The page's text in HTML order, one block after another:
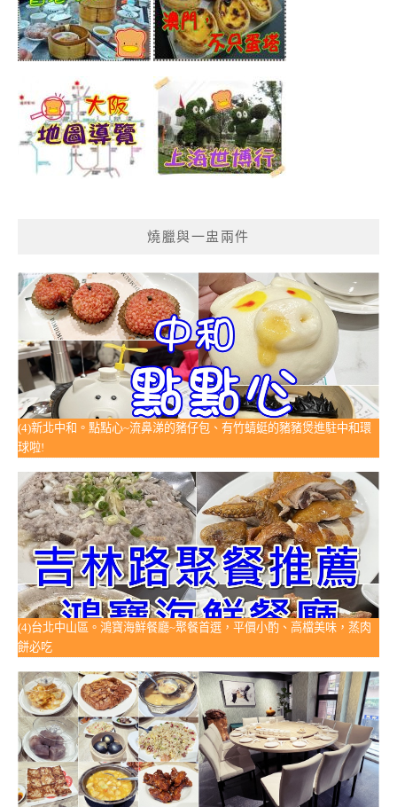
燒臘與一盅兩件
(4)新北中和。點點心~流鼻涕的豬仔包、有竹蜻蜓的豬豬煲進駐中和環
球啦!
(4)台北中山區。鴻寶海鮮餐廳~聚餐首選，平價小酌、高檔美味，蒸肉
餅必吃